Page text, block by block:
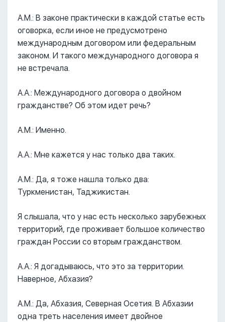
А.М.: В законе практически в каждой статье есть
оговорка, если иное не предусмотрено
международным договором или федеральным
законом. И такого международного договора я
не встречала.
А.А.: Международного договора о двойном
гражданстве? Об этом идет речь?
А.М.: Именно.
А.А.: Мне кажется у нас только два таких.
А.М.: Да, я тоже нашла только два:
Туркменистан, Таджикистан.
Я слышала, что у нас есть несколько зарубежных
территорий, где проживает большое количество
граждан России со вторым гражданством.
А.А.: Я догадываюсь, что это за территории.
Наверное, Абхазия?
А.М.: Да, Абхазия, Северная Осетия. В Абхазии
одна треть населения имеет двойное